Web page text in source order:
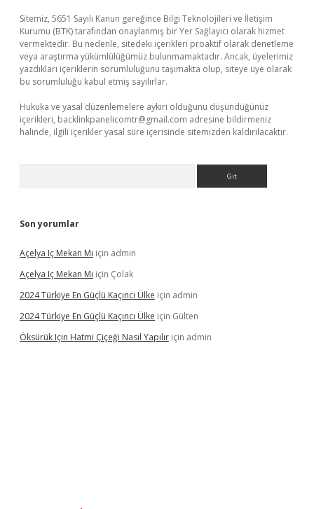
Sitemiz, 5651 Sayılı Kanun gereğince Bilgi Teknolojileri ve İletişim
Kurumu (BTK) tarafından onaylanmış bir Yer Sağlayıcı olarak hizmet
vermektedir. Bu nedenle, sitedeki içerikleri proaktif olarak denetleme
veya araştırma yükümlülüğümüz bulunmamaktadır. Ancak, üyelerimiz
yazdıkları içeriklerin sorumluluğunu taşımakta olup, siteye üye olarak
bu sorumluluğu kabul etmiş sayılırlar.
Hukuka ve yasal düzenlemelere aykırı olduğunu düşündüğünüz
içerikleri, backlinkpanelicomtr@gmail.com adresine bildirmeniz
halinde, ilgili içerikler yasal süre içerisinde sitemizden kaldırılacaktır.
Son yorumlar
Açelya Iç Mekan Mı için admin
Açelya Iç Mekan Mı için Çolak
2024 Türkiye En Güçlü Kaçıncı Ülke için admin
2024 Türkiye En Güçlü Kaçıncı Ülke için Gülten
Öksürük Için Hatmi Çiçeği Nasıl Yapılır için admin